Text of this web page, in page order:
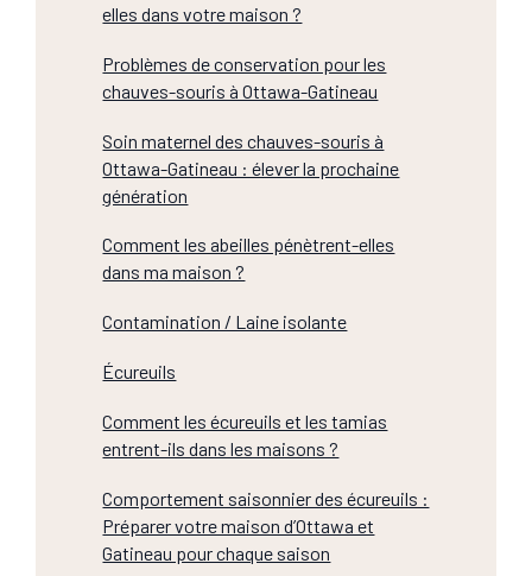
elles dans votre maison ?
Problèmes de conservation pour les
chauves-souris à Ottawa-Gatineau
Soin maternel des chauves-souris à
Ottawa-Gatineau : élever la prochaine
génération
Comment les abeilles pénètrent-elles
dans ma maison ?
Contamination / Laine isolante
Écureuils
Comment les écureuils et les tamias
entrent-ils dans les maisons ?
Comportement saisonnier des écureuils :
Préparer votre maison d’Ottawa et
Gatineau pour chaque saison